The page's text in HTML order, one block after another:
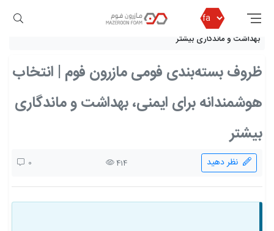
مازرون فوم
بلاگ مازرون فوم
ظروف بسته‌بندی فومی مازرون فوم | انتخاب هوشمندانه برای ایمنی،
بهداشت و ماندگاری بیشتر
ظروف بسته‌بندی فومی مازرون فوم | انتخاب
هوشمندانه برای ایمنی، بهداشت و ماندگاری
بیشتر
0 414 نظر دهید